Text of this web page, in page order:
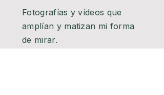
Fotografías y vídeos que
amplían y matizan mi forma
de mirar.